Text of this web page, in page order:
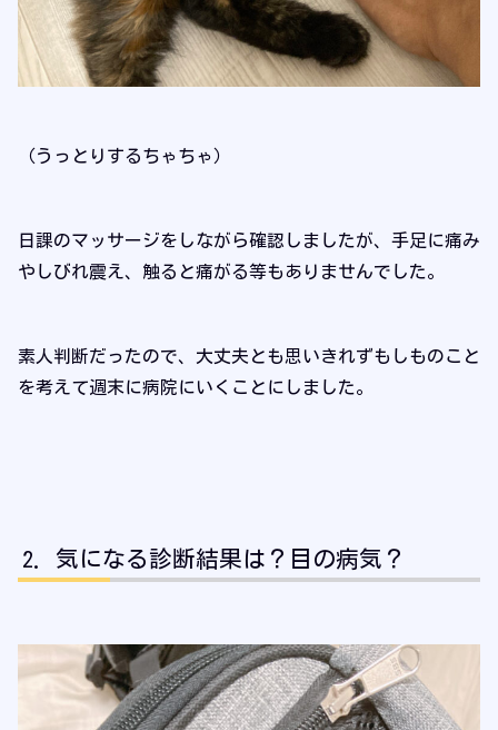
（うっとりするちゃちゃ）
日課のマッサージをしながら確認しましたが、手足に痛み
やしびれ震え、触ると痛がる等もありませんでした。
素人判断だったので、大丈夫とも思いきれずもしものこと
を考えて週末に病院にいくことにしました。
気になる診断結果は？目の病気？